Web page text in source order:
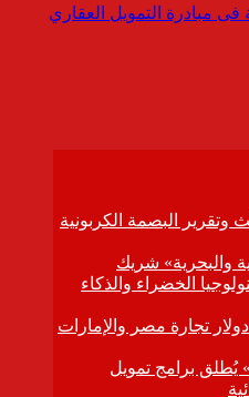
مبادرة التمويل العقاري